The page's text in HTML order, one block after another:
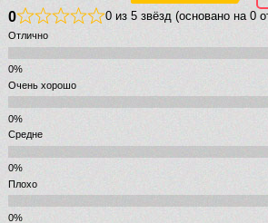
0 0 из 5 звёзд (основано на 0
Отлично
Очень хорошо
Средне
Плохо